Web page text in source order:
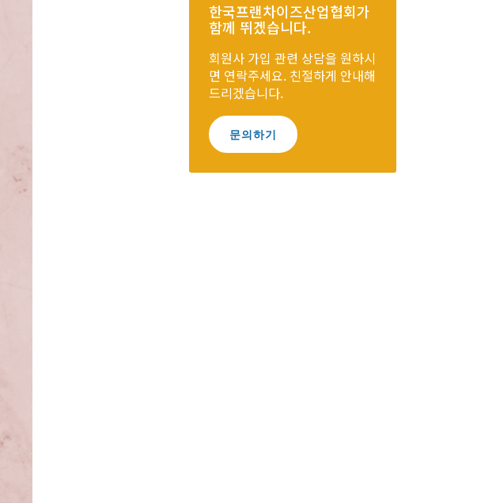
한국프랜차이즈산업협회가
함께 뛰겠습니다.
회원사 가입 관련 상담을 원하시
면 연락주세요. 친절하게 안내해
드리겠습니다.
문의하기